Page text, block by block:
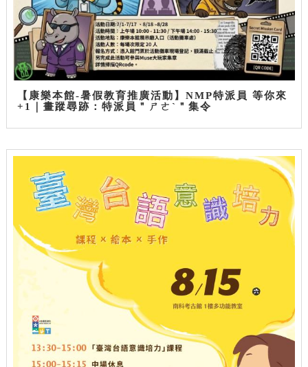
【康樂本館-暑假教育推廣活動】NMP特派員 等你來
+1｜畫蹤尋跡：特派員＂ㄕㄜˋ＂集令